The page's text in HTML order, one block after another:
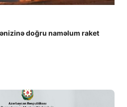
doğru naməlum raket